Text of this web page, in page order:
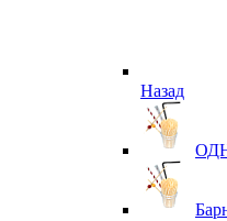
Назад